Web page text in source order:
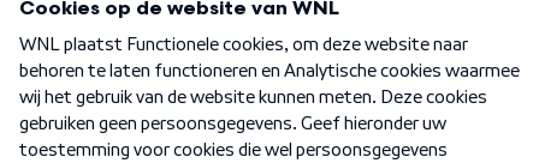
Nieuwsbrief
Word Lid